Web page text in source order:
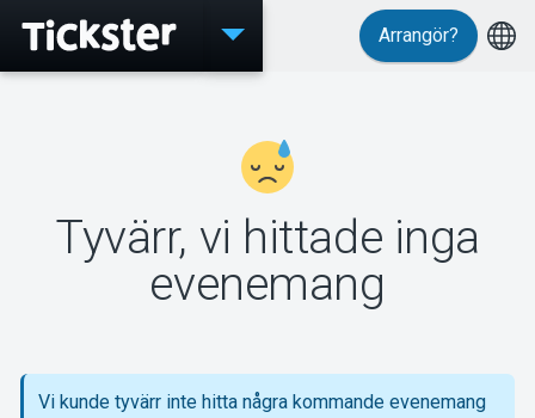
Evenemang
MyTickster
Support
Arrangör?
Tyvärr, vi hittade inga
evenemang
Vi kunde tyvärr inte hitta några kommande evenemang